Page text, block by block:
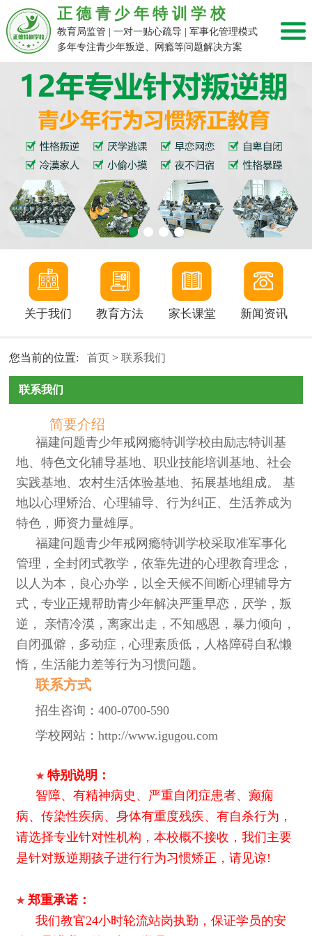
正德青少年特训学校
教育局监管 | 一对一贴心疏导 | 军事化管理模式
多年专注青少年叛逆、网瘾等问题解决方案
关于我们 教育方法 家长课堂 新闻资讯
您当前的位置:首页 >联系我们
联系我们
简要介绍
福建问题青少年戒网瘾特训学校由励志特训基
地、特色文化辅导基地、职业技能培训基地、社会
实践基地、农村生活体验基地、拓展基地组成。 基
地以心理矫治、心理辅导、行为纠正、生活养成为
特色，师资力量雄厚。
福建问题青少年戒网瘾特训学校采取准军事化
管理，全封闭式教学，依靠先进的心理教育理念，
以人为本，良心办学，以全天候不间断心理辅导方
式，专业正规帮助青少年解决严重早恋，厌学，叛
逆， 亲情冷漠，离家出走，不知感恩，暴力倾向，
自闭孤僻，多动症，心理素质低，人格障碍自私懒
惰，生活能力差等行为习惯问题。
联系方式
招生咨询：400-0700-590
学校网站：http://www.igugou.com
★特别说明：
智障、有精神病史、严重自闭症患者、癫痫
病、传染性疾病、身体有重度残疾、有自杀行为，
请选择专业针对性机构，本校概不接收，我们主要
是针对叛逆期孩子进行行为习惯矫正，请见谅!
★郑重承诺：
我们教官24小时轮流站岗执勤，保证学员的安